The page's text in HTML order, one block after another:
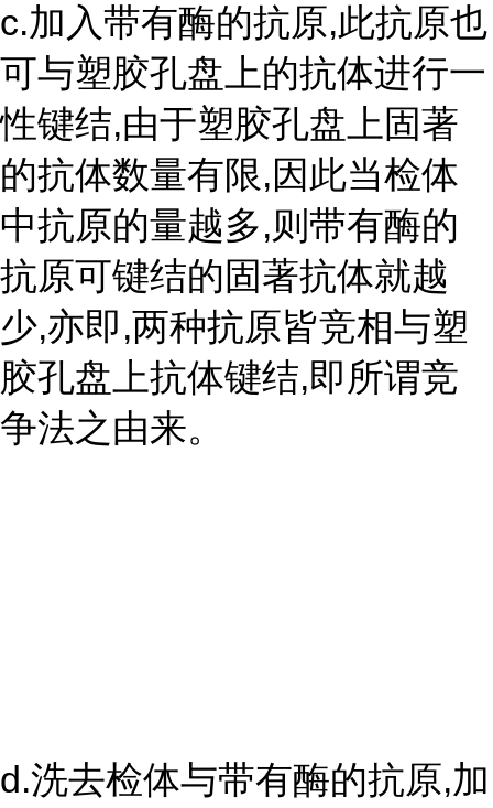
c.加入带有酶的抗原,此抗原也
可与塑胶孔盘上的抗体进行一
性键结,由于塑胶孔盘上固著
的抗体数量有限,因此当检体
中抗原的量越多,则带有酶的
抗原可键结的固著抗体就越
少,亦即,两种抗原皆竞相与塑
胶孔盘上抗体键结,即所谓竞
争法之由来。
d.洗去检体与带有酶的抗原,加